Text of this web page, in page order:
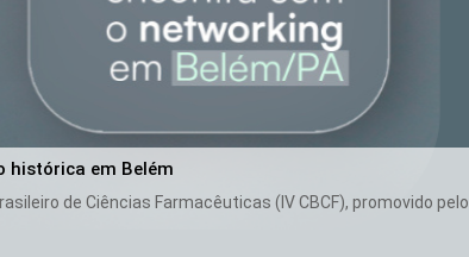
histórica em Belém
de Ciências Farmacêuticas (IV CBCF), promovido pelo